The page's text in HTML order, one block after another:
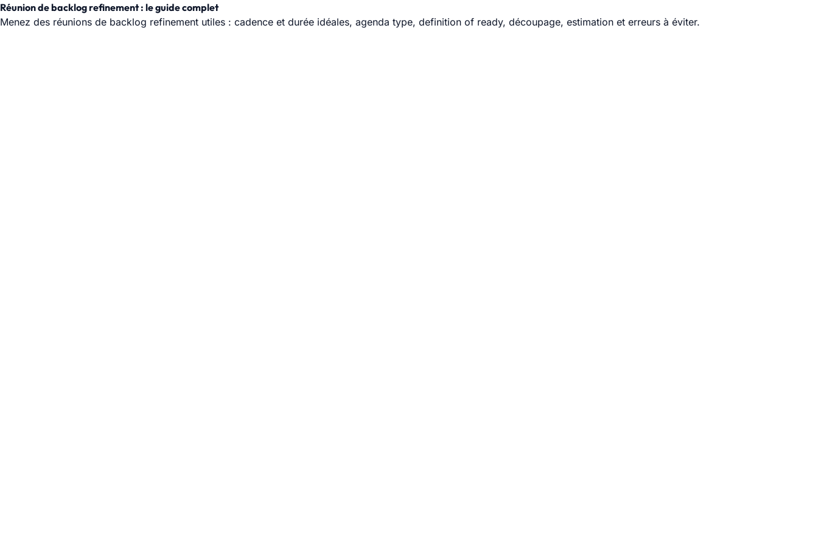
Réunion de backlog refinement : le guide complet
Menez des réunions de backlog refinement utiles : cadence et durée idéales, agenda type, definition of ready, découpage, estimation et erreurs à éviter.